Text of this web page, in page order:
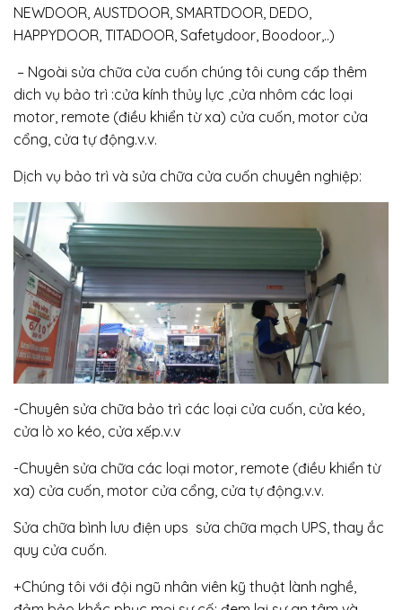
NEWDOOR, AUSTDOOR, SMARTDOOR, DEDO,
HAPPYDOOR, TITADOOR, Safetydoor, Boodoor,..)
– Ngoài sửa chữa cửa cuốn chúng tôi cung cấp thêm
dich vụ bảo trì :cửa kính thủy lực ,cửa nhôm các loại
motor, remote (điều khiển từ xa) cửa cuốn, motor cửa
cổng, cửa tự động.v.v.
Dịch vụ bảo trì và sửa chữa cửa cuốn chuyên nghiệp:
-Chuyên sửa chữa bảo trì các loại cửa cuốn, cửa kéo,
cửa lò xo kéo, cửa xếp.v.v
-Chuyên sửa chữa các loại motor, remote (điều khiển từ
xa) cửa cuốn, motor cửa cổng, cửa tự động.v.v.
Sửa chữa bình lưu điện ups sửa chữa mạch UPS, thay ắc
quy cửa cuốn.
+Chúng tôi với đội ngũ nhân viên kỹ thuật lành nghề,